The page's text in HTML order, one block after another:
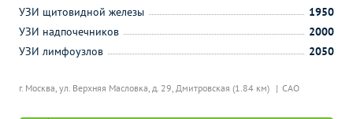
г. Москва, ул. Верхняя Масловка, д. 29, Дмитровская (1.84 км) САО
УЗИ щитовидной железы
1950
УЗИ надпочечников
2000
УЗИ лимфоузлов
2050